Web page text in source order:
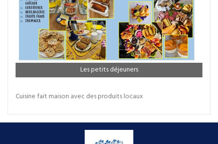
Les petits déjeuners
Cuisine fait maison avec des produits locaux